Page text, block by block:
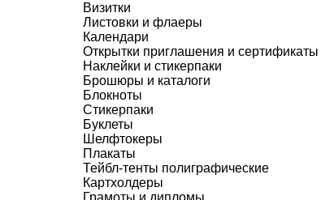
Визитки
Листовки и флаеры
Календари
Открытки приглашения и сертификаты
Наклейки и стикерпаки
Брошюры и каталоги
Блокноты
Стикерпаки
Буклеты
Шелфтокеры
Плакаты
Тейбл-тенты полиграфические
Картхолдеры
Грамоты и дипломы